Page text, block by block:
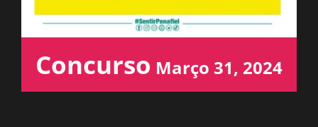
Concurso Março 31, 2024